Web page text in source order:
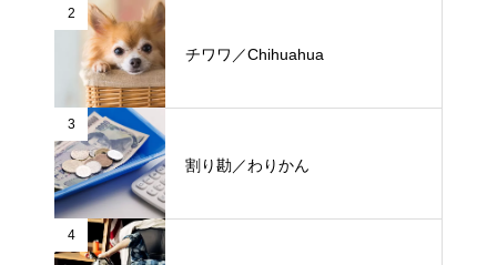
2
チワワ／Chihuahua
3
割り勘／わりかん
4